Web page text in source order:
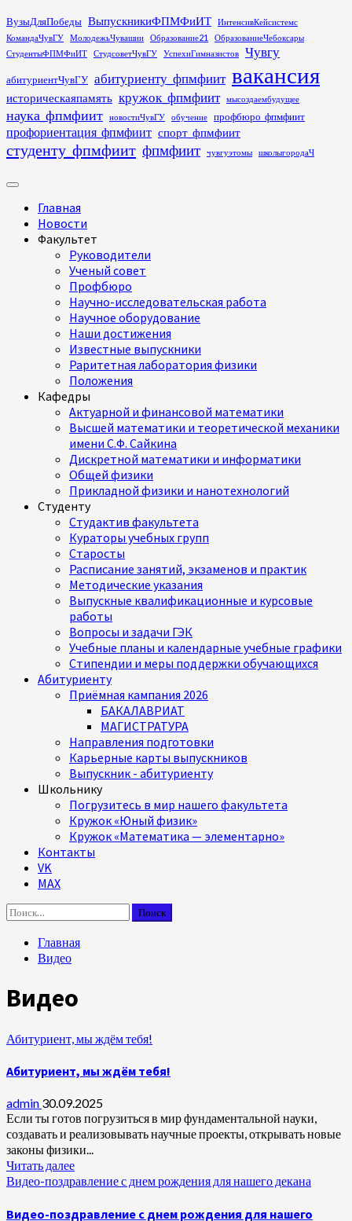
Перейти
к
содержимому
ВузыДляПобеды ВыпускникиФПМФиИТ
ИнтенсивКейсистемс
КомандаЧувГУ
МолодежьЧувашии Образование21
ОбразованиеЧебоксары
СтудентыФПМФиИТ
СтудсоветЧувГУ УспехиГимназистов Чувгу
абитуриентЧувГУ абитуриенту_фпмфиит вакансия
историческаяпамять кружок_фпмфиит мысоздаембудущее
наука_фпмфиит новостиЧувГУ обучение профбюро_фпмфиит
профориентация_фпмфиит спорт_фпмфиит
студенту_фпмфиит фпмфиит чувгуэтомы школыгородаЧ
Основное
Главная
Новости
Факультет
Руководители
Ученый совет
Профбюро
Научно-исследовательская работа
Научное оборудование
Наши достижения
Известные выпускники
Раритетная лаборатория физики
Положения
Кафедры
Актуарной и финансовой математики
Высшей математики и теоретической механики
имени С.Ф. Сайкина
Дискретной математики и информатики
Общей физики
Прикладной физики и нанотехнологий
Студенту
Студактив факультета
Кураторы учебных групп
Старосты
Расписание занятий, экзаменов и практик
Методические указания
Выпускные квалификационные и курсовые
работы
Вопросы и задачи ГЭК
Учебные планы и календарные учебные графики
Стипендии и меры поддержки обучающихся
Абитуриенту
Приёмная кампания 2026
БАКАЛАВРИАТ
МАГИСТРАТУРА
Направления подготовки
Карьерные карты выпускников
Выпускник - абитуриенту
Школьнику
Погрузитесь в мир нашего факультета
Кружок «Юный физик»
Кружок «Математика — элементарно»
Контакты
VK
MAX
Найти:
Главная
Видео
Видео
Абитуриент, мы ждём тебя!
Абитуриент, мы ждём тебя!
admin 30.09.2025
Если ты готов погрузиться в мир фундаментальной науки,
создавать и реализовывать научные проекты, открывать новые
законы физики...
Читать далее
Видео-поздравление с днем рождения для нашего декана
Видео-поздравление с днем рождения для нашего